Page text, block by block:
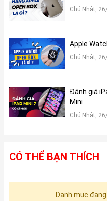
Chủ Nhật,
Apple
Chủ Nhật,
Đánh giá
Mini
Chủ Nhật,
CÓ THỂ BẠN THÍCH
Danh mục